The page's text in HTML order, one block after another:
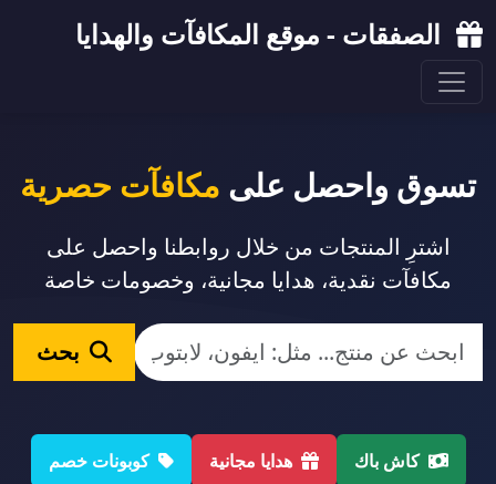
الصفقات - موقع المكافآت والهدايا
تسوق واحصل على مكافآت حصرية
اشترِ المنتجات من خلال روابطنا واحصل على
مكافآت نقدية، هدايا مجانية، وخصومات خاصة
بحث
كاش باك هدايا مجانية كوبونات خصم